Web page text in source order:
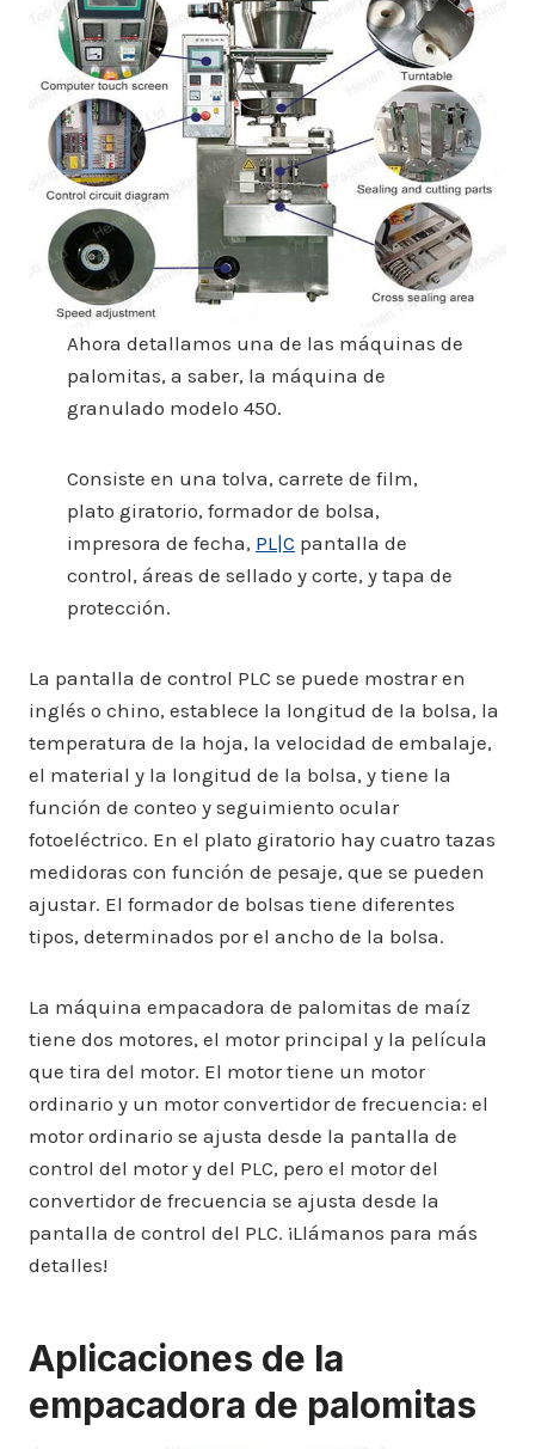
Ahora detallamos una de las máquinas de
palomitas, a saber, la máquina de
granulado modelo 450.
Consiste en una tolva, carrete de film,
plato giratorio, formador de bolsa,
impresora de fecha, PL|C pantalla de
control, áreas de sellado y corte, y tapa de
protección.
La pantalla de control PLC se puede mostrar en
inglés o chino, establece la longitud de la bolsa, la
temperatura de la hoja, la velocidad de embalaje,
el material y la longitud de la bolsa, y tiene la
función de conteo y seguimiento ocular
fotoeléctrico. En el plato giratorio hay cuatro tazas
medidoras con función de pesaje, que se pueden
ajustar. El formador de bolsas tiene diferentes
tipos, determinados por el ancho de la bolsa.
La máquina empacadora de palomitas de maíz
tiene dos motores, el motor principal y la película
que tira del motor. El motor tiene un motor
ordinario y un motor convertidor de frecuencia: el
motor ordinario se ajusta desde la pantalla de
control del motor y del PLC, pero el motor del
convertidor de frecuencia se ajusta desde la
pantalla de control del PLC. ¡Llámanos para más
detalles!
Aplicaciones de la
empacadora de palomitas